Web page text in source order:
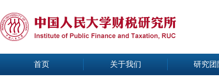
首页 关于我们 研究团